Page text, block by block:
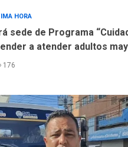
HORA
sede de Programa
a atender adultos
176